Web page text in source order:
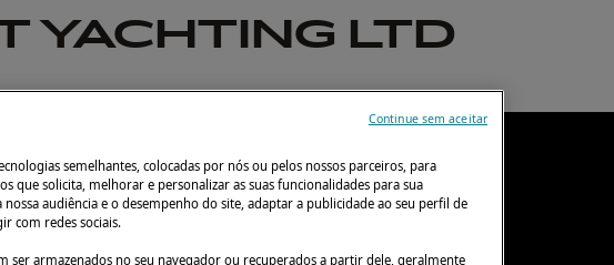
YACHTING LTD
semelhantes, colocadas por nós ou pelos nossos parceiros, para
que solicita, melhorar e personalizar as suas funcionalidades para sua
audiência e o desempenho do site, adaptar a publicidade ao seu perfil de
com redes sociais.
ser armazenados no seu navegador ou recuperados a partir dele, geralmente
Continue sem aceitar